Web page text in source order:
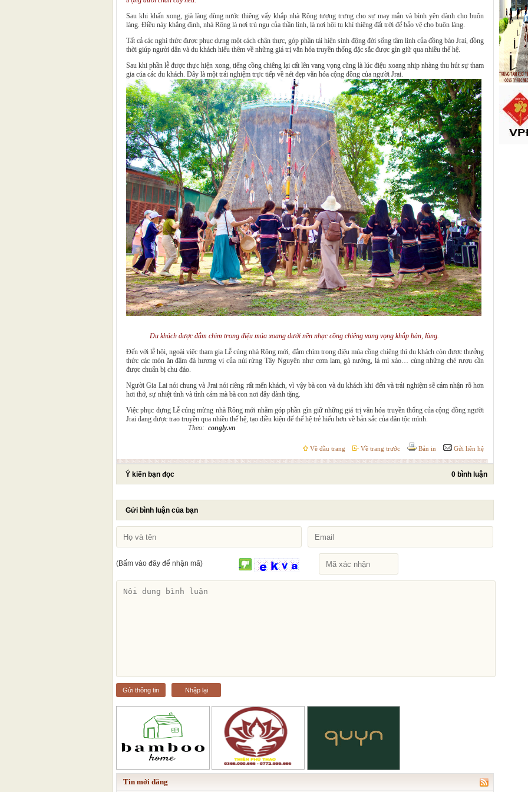
Sau khi khấn xong, già làng dùng nước thiêng vẩy khắp nhà Rông tượng trưng cho sự may mắn và bình yên dành cho buôn
làng. Điều này khẳng định, nhà Rông là nơi trú ngụ của thần linh, là nơi hội tụ khí thiêng đất trời để bảo vệ cho buôn làng.
Tất cả các nghi thức được phục dựng một cách chân thực, góp phần tái hiện sinh động đời sống tâm linh của đồng bào Jrai, đồng
thời giúp người dân và du khách hiểu thêm về những giá trị văn hóa truyền thống đặc sắc được gìn giữ qua nhiều thế hệ.
Sau khi phần lễ được thực hiện xong, tiếng cồng chiêng lại cất lên vang vọng cũng là lúc điệu xoang nhịp nhàng thu hút sự tham
gia của các du khách. Đây là một trải nghiệm trực tiếp về nét đẹp văn hóa cộng đồng của người Jrai.
Du khách được đắm chìm trong điệu múa xoang dưới nền nhạc cồng chiêng vang vọng khắp bản, làng.
Đến với lễ hội, ngoài việc tham gia Lễ cúng nhà Rông mới, đắm chìm trong điệu múa cồng chiêng thì du khách còn được thưởng
thức các món ăn đậm đà hương vị của núi rừng Tây Nguyên như cơm lam, gà nướng, lá mì xào… cùng những ché rượu cần
được chuẩn bị chu đáo.
Người Gia Lai nói chung và Jrai nói riêng rất mến khách, vì vậy bà con và du khách khi đến và trải nghiệm sẽ cảm nhận rõ hơn
hơi thở, sự nhiệt tình và tình cảm mà bà con nơi đây dành tặng.
Việc phục dựng Lễ cúng mừng nhà Rông mới nhằm góp phần gìn giữ những giá trị văn hóa truyền thống của cộng đồng người
Jrai đang được trao truyền qua nhiều thế hệ, tạo điều kiện để thế hệ trẻ hiểu hơn về bản sắc của dân tộc mình.
Theo: congly.vn
Về đầu trang Về trang trước Bản in Gửi liên hệ
Ý kiến bạn đọc 0 bình luận
Gửi bình luận của bạn
(Bấm vào đây để nhận mã)
Gửi thông tin Nhập lại
Tin mới đăng